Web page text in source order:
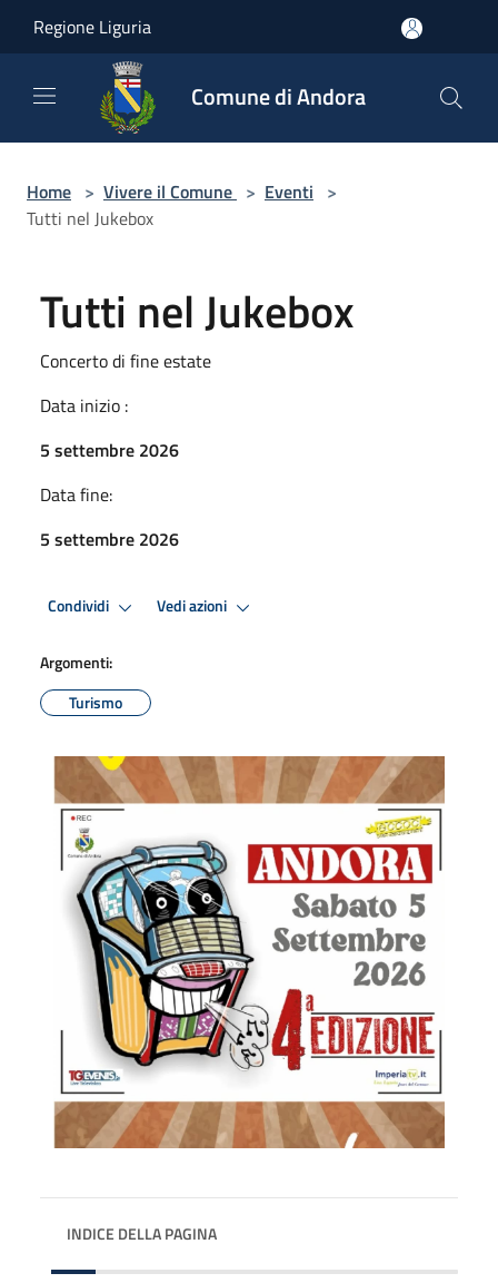
Regione Liguria
Comune di Andora
Home > Vivere il Comune > Eventi >
Tutti nel Jukebox
Tutti nel Jukebox
Concerto di fine estate
Data inizio :
5 settembre 2026
Data fine:
5 settembre 2026
Condividi Vedi azioni
Argomenti:
Turismo
INDICE DELLA PAGINA